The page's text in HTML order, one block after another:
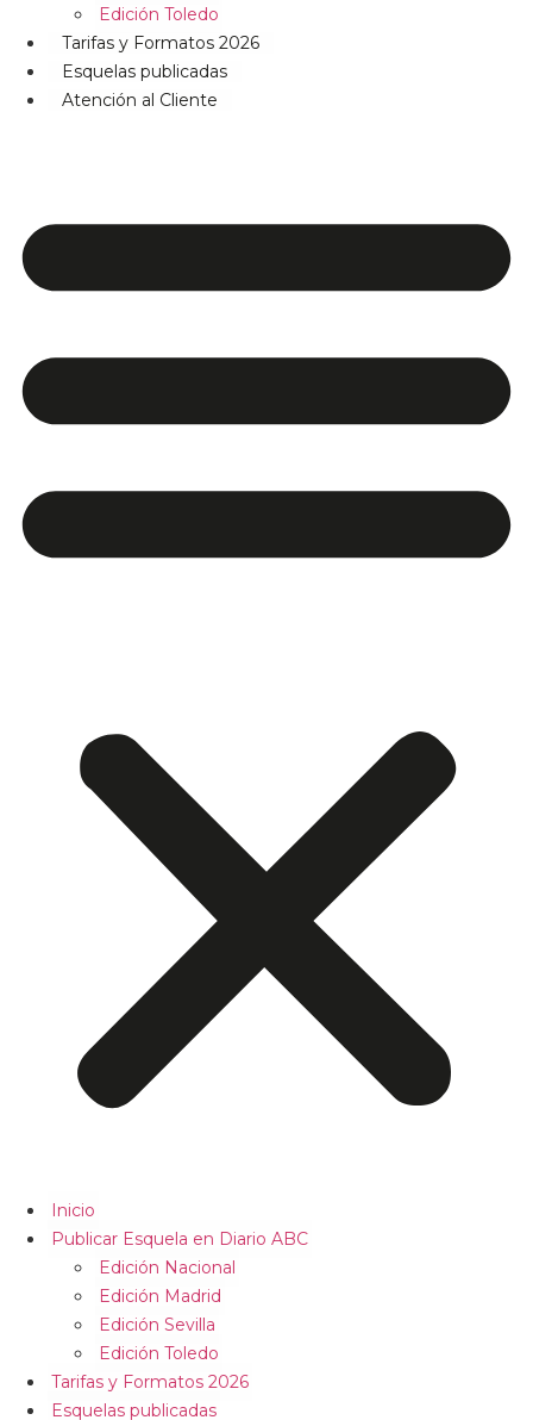
Edición Toledo
Tarifas y Formatos 2026
Esquelas publicadas
Atención al Cliente
Inicio
Publicar Esquela en Diario ABC
Edición Nacional
Edición Madrid
Edición Sevilla
Edición Toledo
Tarifas y Formatos 2026
Esquelas publicadas